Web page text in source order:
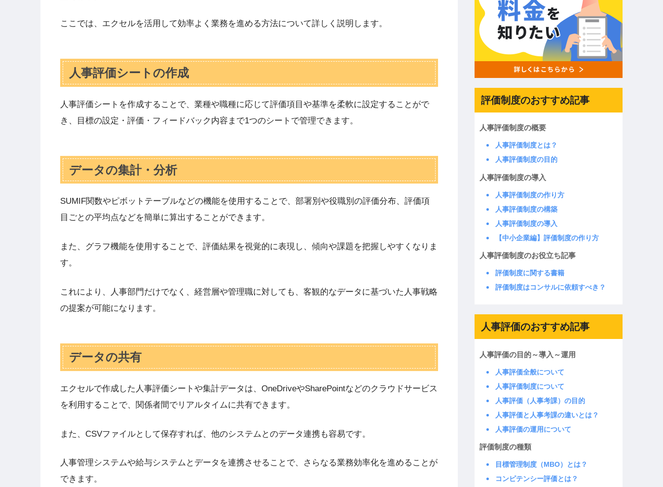
ここでは、エクセルを活用して効率よく業務を進める方法について詳しく説明します。
人事評価シートの作成
人事評価シートを作成することで、業種や職種に応じて評価項目や基準を柔軟に設定することがで
き、目標の設定・評価・フィードバック内容まで1つのシートで管理できます。
データの集計・分析
SUMIF関数やピボットテーブルなどの機能を使用することで、部署別や役職別の評価分布、評価項
目ごとの平均点などを簡単に算出することができます。
また、グラフ機能を使用することで、評価結果を視覚的に表現し、傾向や課題を把握しやすくなりま
す。
これにより、人事部門だけでなく、経営層や管理職に対しても、客観的なデータに基づいた人事戦略
の提案が可能になります。
データの共有
エクセルで作成した人事評価シートや集計データは、OneDriveやSharePointなどのクラウドサービス
を利用することで、関係者間でリアルタイムに共有できます。
また、CSVファイルとして保存すれば、他のシステムとのデータ連携も容易です。
人事管理システムや給与システムとデータを連携させることで、さらなる業務効率化を進めることが
できます。
評価制度のおすすめ記事
人事評価制度の概要
人事評価制度とは？
人事評価制度の目的
人事評価制度の導入
人事評価制度の作り方
人事評価制度の構築
人事評価制度の導入
【中小企業編】評価制度の作り方
人事評価制度のお役立ち記事
評価制度に関する書籍
評価制度はコンサルに依頼すべき？
人事評価のおすすめ記事
人事評価の目的～導入～運用
人事評価全般について
人事評価制度について
人事評価（人事考課）の目的
人事評価と人事考課の違いとは？
人事評価の運用について
評価制度の種類
目標管理制度（MBO）とは？
コンピテンシー評価とは？